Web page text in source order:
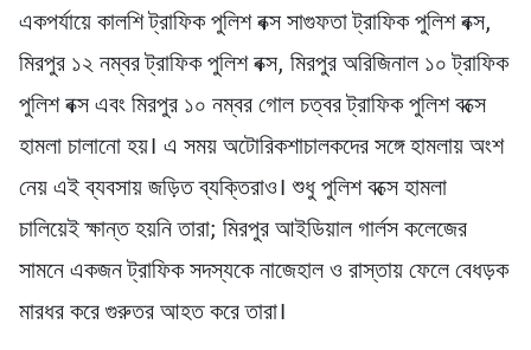
একপর্যায়ে কালশি ট্রাফিক পুলিশ বক্স সাগুফতা ট্রাফিক পুলিশ বক্স,
মিরপুর ১২ নম্বর ট্রাফিক পুলিশ বক্স, মিরপুর অরিজিনাল ১০ ট্রাফিক
পুলিশ বক্স এবং মিরপুর ১০ নম্বর গোল চত্বর ট্রাফিক পুলিশ বক্সে
হামলা চালানো হয়। এ সময় অটোরিকশাচালকদের সঙ্গে হামলায় অংশ
নেয় এই ব্যবসায় জড়িত ব্যক্তিরাও। শুধু পুলিশ বক্সে হামলা
চালিয়েই ক্ষান্ত হয়নি তারা; মিরপুর আইডিয়াল গার্লস কলেজের
সামনে একজন ট্রাফিক সদস্যকে নাজেহাল ও রাস্তায় ফেলে বেধড়ক
মারধর করে গুরুতর আহত করে তারা।